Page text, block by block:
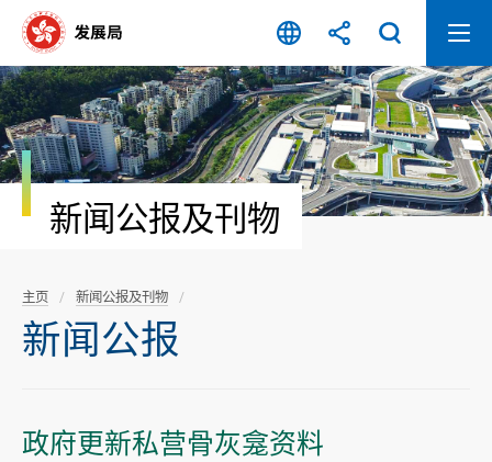
容
开
始
新闻公报及刊物
主页 新闻公报及刊物
新闻公报
政府更新私营骨灰龛资料